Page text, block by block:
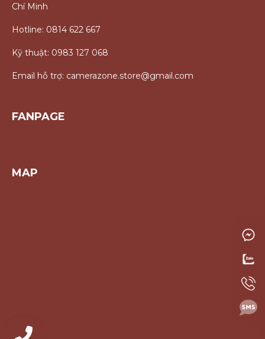
Chí Minh
Hotline: 0814 622 667
Kỹ thuật: 0983 127 068
Email hỗ trợ: camerazone.store@gmail.com
FANPAGE
MAP
0814